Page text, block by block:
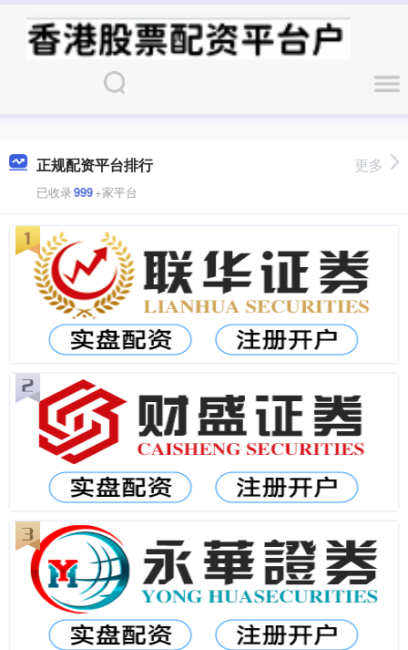
正规配资平台排行
已收录999+家平台
更多